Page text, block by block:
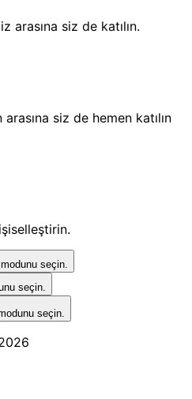
arasına siz de katılın.
siz de hemen katılın
seçin.
seçin.
seçin.